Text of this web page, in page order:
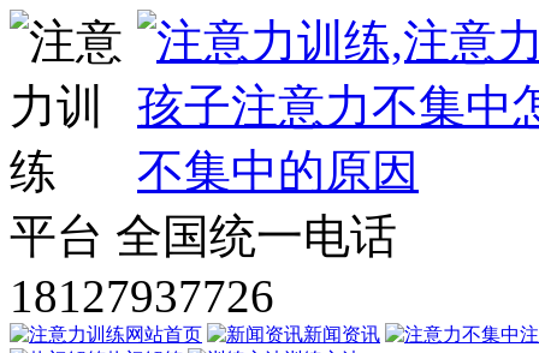
平台 全国统一电话
18127937726
网站首页 新闻资讯